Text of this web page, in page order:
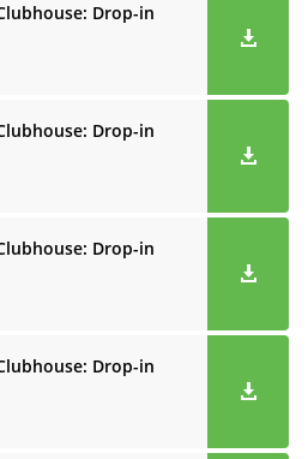
Drop-in
Drop-in
Drop-in
Drop-in